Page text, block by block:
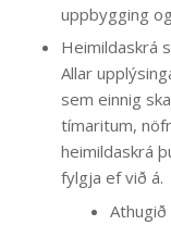
uppbygging
Heimildaskrá
Allar
sem einnig
tímaritum,
heimildaskrá
fylgja ef við á.